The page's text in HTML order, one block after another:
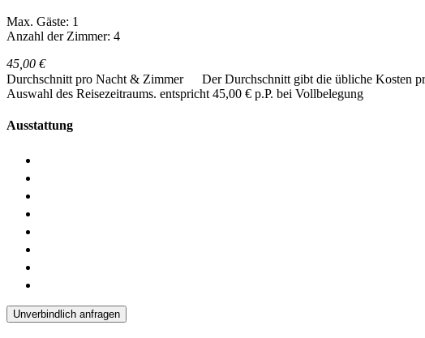
Max. Gäste: 1
Anzahl der Zimmer: 4
45,00 €
Durchschnitt pro Nacht & Zimmer
Der Durchschnitt gibt die übliche Kosten
Auswahl des Reisezeitraums. entspricht 45,00 € p.P. bei Vollbelegung
Ausstattung
Unverbindlich anfragen